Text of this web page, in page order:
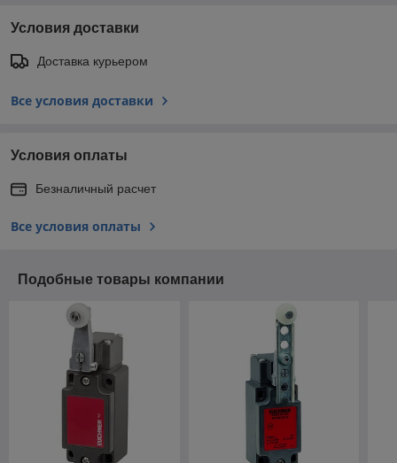
Условия доставки
Доставка курьером
Все условия доставки
Условия оплаты
Безналичный расчет
Все условия оплаты
Подобные товары компании